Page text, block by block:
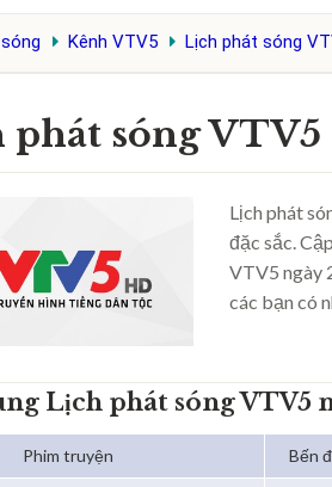
Kênh VTV5 Lịch phát sóng
phát sóng VTV5
Lịch phát
đặc sắc.
VTV5 ngày
các bạn có
Lịch phát sóng VTV5
Phim truyện Bến